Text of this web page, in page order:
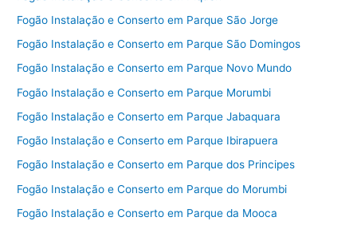
Fogão Instalação e Conserto em Parque São Jorge
Fogão Instalação e Conserto em Parque São Domingos
Fogão Instalação e Conserto em Parque Novo Mundo
Fogão Instalação e Conserto em Parque Morumbi
Fogão Instalação e Conserto em Parque Jabaquara
Fogão Instalação e Conserto em Parque Ibirapuera
Fogão Instalação e Conserto em Parque dos Principes
Fogão Instalação e Conserto em Parque do Morumbi
Fogão Instalação e Conserto em Parque da Mooca